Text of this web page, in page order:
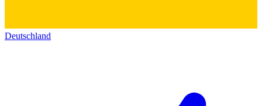
Deutschland